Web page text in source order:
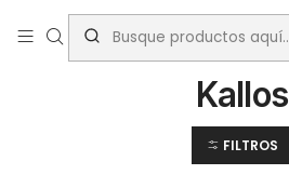
Inicio Tratamientos capilares
Kallos
FILTROS